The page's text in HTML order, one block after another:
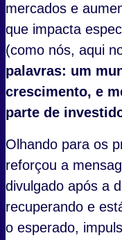
mercados e
que impacta
(como nós, aqui
palavras: um
crescimento, e
parte de
Olhando para os
reforçou a
divulgado após a
recuperando e
o esperado,